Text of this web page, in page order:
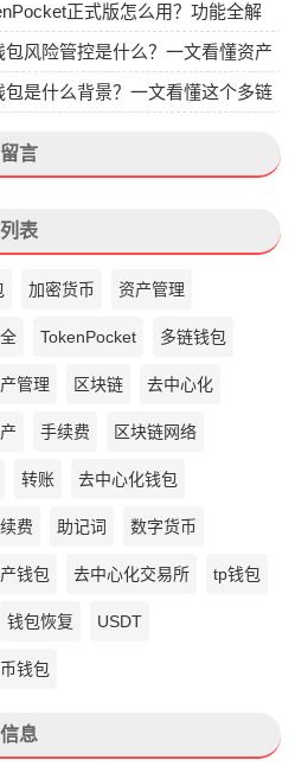
正式版怎么用？功能全解
使用指南
包风险管控是什么？一文看懂资产
心
包是什么背景？一文看懂这个多链
言
表
加密货币 资产管理
TokenPocket 多链钱包
管理 区块链 去中心化
手续费 区块链网络
转账 去中心化钱包
费 助记词 数字货币
钱包 去中心化交易所 tp钱包
钱包恢复 USDT
钱包
息